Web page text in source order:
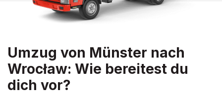
Umzug von Münster nach
Wrocław: Wie bereitest du
dich vor?